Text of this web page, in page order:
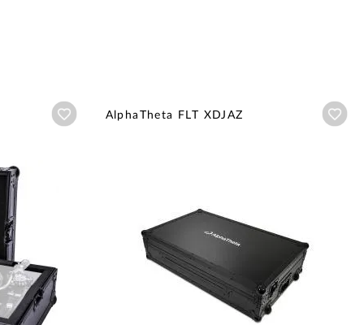
Añadir a wishlist
AlphaTheta FLT XDJAZ